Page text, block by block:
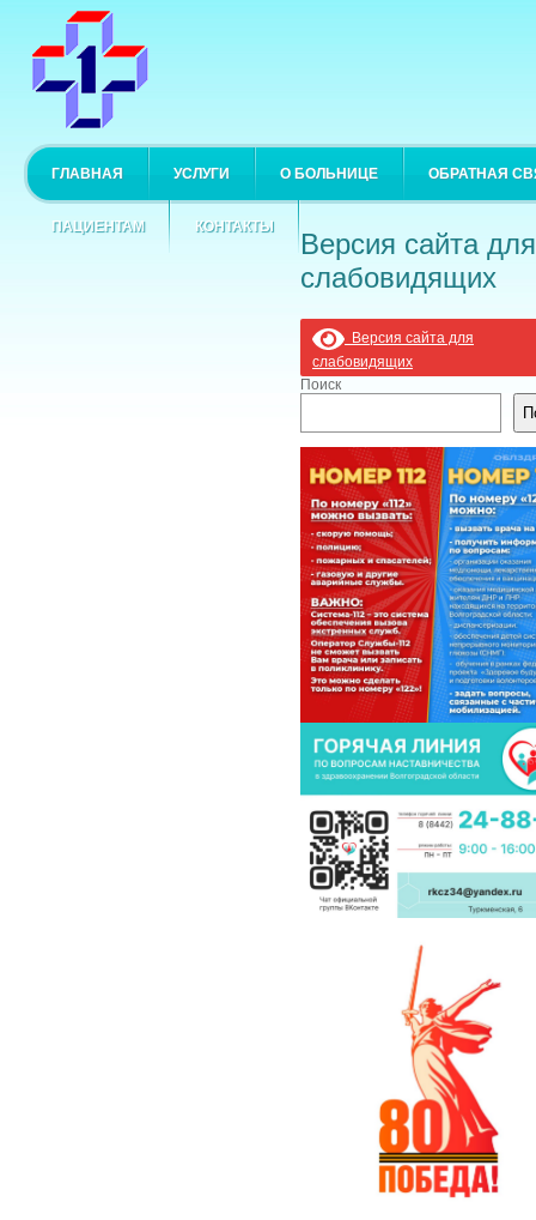
ГЛАВНАЯ УСЛУГИ О БОЛЬНИЦЕ ОБРАТНАЯ
ПАЦИЕНТАМ КОНТАКТЫ
Версия сайта для
слабовидящих
Версия сайта для
слабовидящих
Поиск